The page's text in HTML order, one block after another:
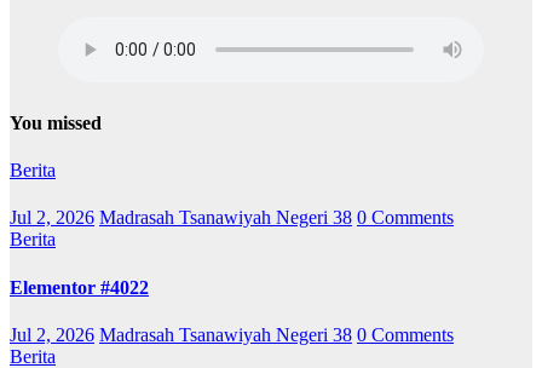
You missed
Berita
Jul 2, 2026 Madrasah Tsanawiyah Negeri 38 0 Comments
Berita
Elementor #4022
Jul 2, 2026 Madrasah Tsanawiyah Negeri 38 0 Comments
Berita